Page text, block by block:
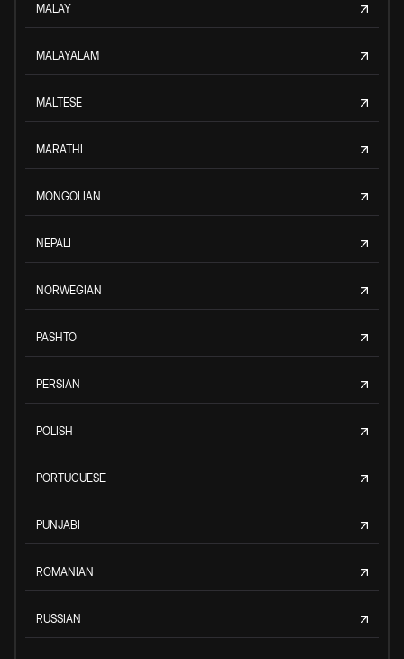
MALAY
MALAYALAM
MALTESE
MARATHI
MONGOLIAN
NEPALI
NORWEGIAN
PASHTO
PERSIAN
POLISH
PORTUGUESE
PUNJABI
ROMANIAN
RUSSIAN